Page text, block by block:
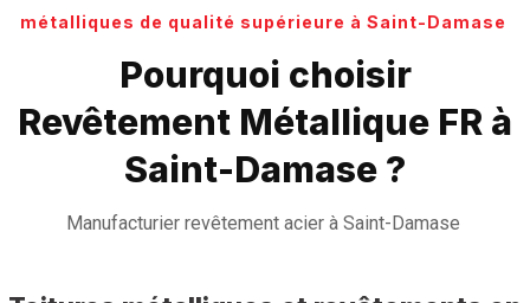
métalliques de qualité supérieure à Saint-Damase
Pourquoi choisir
Revêtement Métallique FR à
Saint-Damase ?
Manufacturier revêtement acier à Saint-Damase